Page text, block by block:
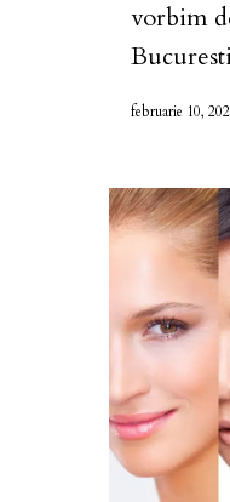
vorbim
februarie 10,